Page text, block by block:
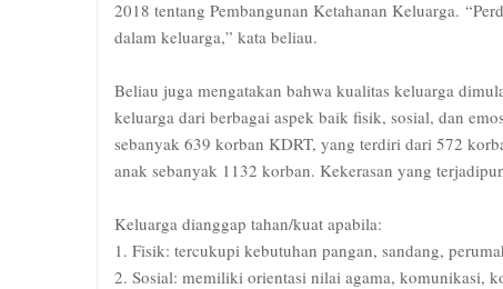
2018 tentang Pembangunan Ketahanan Keluarga.
dalam keluarga,” kata beliau.
Beliau juga mengatakan bahwa kualitas keluarga
keluarga dari berbagai aspek baik fisik, sosial, dan
sebanyak 639 korban KDRT, yang terdiri dari 572
anak sebanyak 1132 korban. Kekerasan yang
Keluarga dianggap tahan/kuat apabila:
1. Fisik: tercukupi kebutuhan pangan, sandang,
2. Sosial: memiliki orientasi nilai agama, komunikasi,